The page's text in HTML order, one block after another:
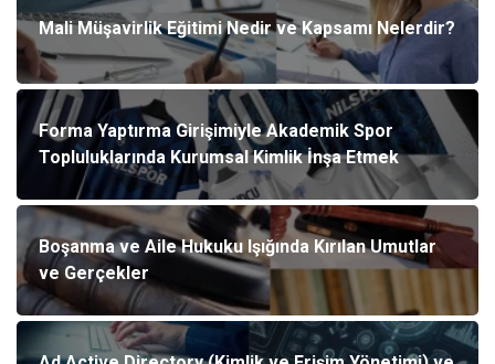
Mali Müşavirlik Eğitimi Nedir ve Kapsamı Nelerdir?
Forma Yaptırma Girişimiyle Akademik Spor
Topluluklarında Kurumsal Kimlik İnşa Etmek
Boşanma ve Aile Hukuku Işığında Kırılan Umutlar
ve Gerçekler